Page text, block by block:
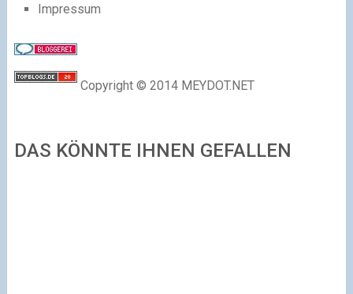
Impressum
Copyright © 2014 MEYDOT.NET
DAS KÖNNTE IHNEN GEFALLEN